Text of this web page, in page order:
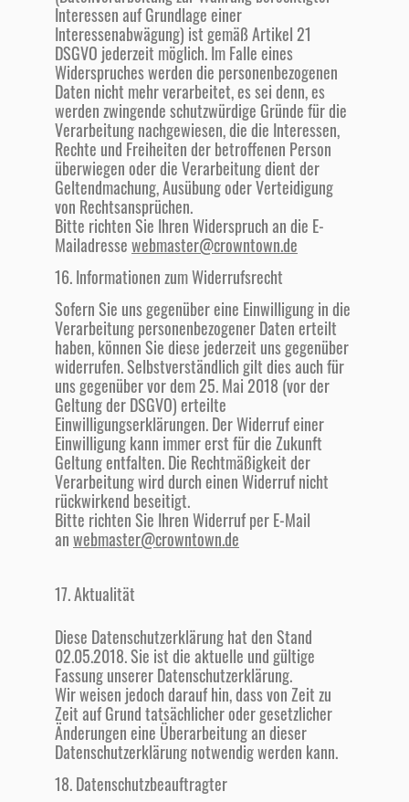
Interessen auf Grundlage einer
Interessenabwägung) ist gemäß Artikel 21
DSGVO jederzeit möglich. Im Falle eines
Widerspruches werden die personenbezogenen
Daten nicht mehr verarbeitet, es sei denn, es
werden zwingende schutzwürdige Gründe für die
Verarbeitung nachgewiesen, die die Interessen,
Rechte und Freiheiten der betroffenen Person
überwiegen oder die Verarbeitung dient der
Geltendmachung, Ausübung oder Verteidigung
von Rechtsansprüchen.
Bitte richten Sie Ihren Widerspruch an die E-
Mailadressewebmaster@crowntown.de
16. Informationen zum Widerrufsrecht
Sofern Sie uns gegenüber eine Einwilligung in die
Verarbeitung personenbezogener Daten erteilt
haben, können Sie diese jederzeit uns gegenüber
widerrufen. Selbstverständlich gilt dies auch für
uns gegenüber vor dem 25. Mai 2018 (vor der
Geltung der DSGVO) erteilte
Einwilligungserklärungen. Der Widerruf einer
Einwilligung kann immer erst für die Zukunft
Geltung entfalten. Die Rechtmäßigkeit der
Verarbeitung wird durch einen Widerruf nicht
rückwirkend beseitigt.
Bitte richten Sie Ihren Widerruf per E-Mail
anwebmaster@crowntown.de
17. Aktualität
Diese Datenschutzerklärung hat den Stand
02.05.2018. Sie ist die aktuelle und gültige
Fassung unserer Datenschutzerklärung.
Wir weisen jedoch darauf hin, dass von Zeit zu
Zeit auf Grund tatsächlicher oder gesetzlicher
Änderungen eine Überarbeitung an dieser
Datenschutzerklärung notwendig werden kann.
18. Datenschutzbeauftragter